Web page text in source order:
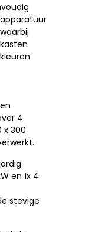
4
x 300
en 1x 4
stevige